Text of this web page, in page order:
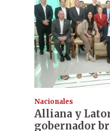
Nacionales
Alliana y
gobernador